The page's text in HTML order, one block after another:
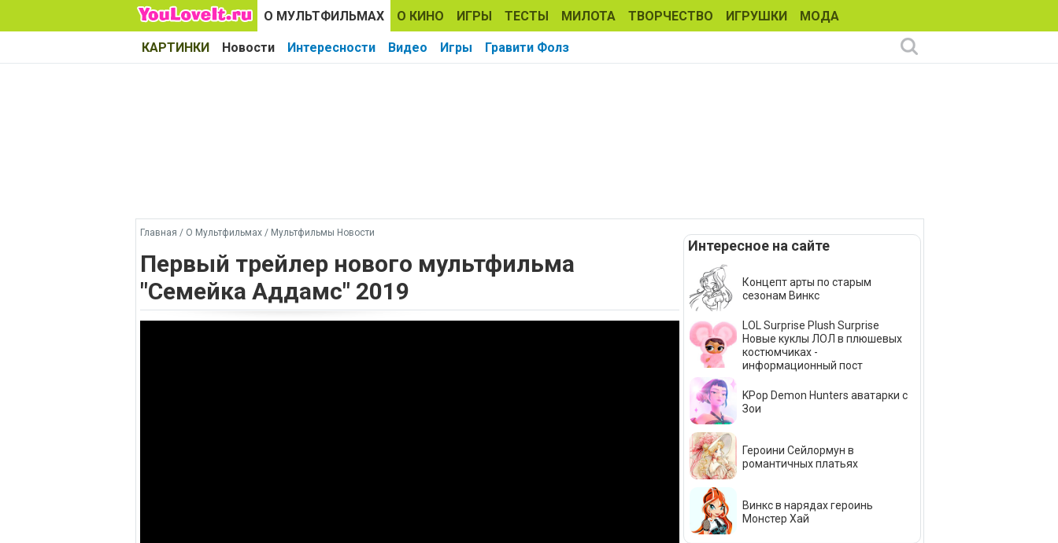
О МУЛЬТФИЛЬМАХ О КИНО ИГРЫ ТЕСТЫ МИЛОТА ТВОРЧЕСТВО ИГРУШКИ МОДА
КАРТИНКИ Новости Интересности Видео Игры Гравити Фолз
Главная / О Мультфильмах / Мультфильмы Новости
Первый трейлер нового мультфильма
"Семейка Аддамс" 2019
Интересное на сайте
Концепт арты по старым
сезонам Винкс
LOL Surprise Plush Surprise
Новые куклы ЛОЛ в плюшевых
костюмчиках -
информационный пост
KPop Demon Hunters аватарки с
Зои
Героини Сейлормун в
романтичных платьях
Винкс в нарядах героинь
Монстер Хай